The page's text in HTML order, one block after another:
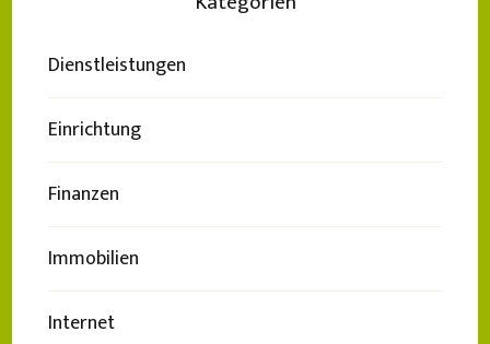
Dienstleistungen
Einrichtung
Finanzen
Immobilien
Internet